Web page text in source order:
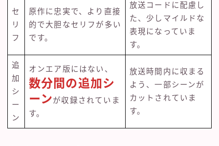
セ
リ
フ
原作に忠実で、より直接
的で大胆なセリフが多い
です。
放送コードに配慮し
た、少しマイルドな
表現になっていま
す。
追
加
シ
ー
ン
オンエア版にはない、
数分間の追加シ
ーンが収録されていま
す。
放送時間内に収まる
よう、一部シーンが
カットされていま
す。